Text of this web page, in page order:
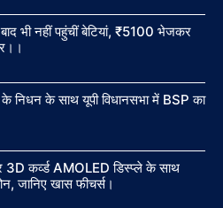
बाद भी नहीं पहुंचीं बेटियां, ₹5100 भेजकर
निधन के साथ यूपी विधानसभा में BSP का
कर्व्ड AMOLED डिस्प्ले के साथ
जानिए खास फीचर्स।